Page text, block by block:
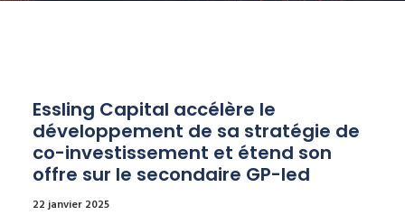
Essling Capital accélère le
développement de sa stratégie de
co-investissement et étend son
offre sur le secondaire GP-led
22 janvier 2025